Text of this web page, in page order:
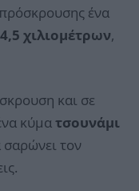
ένα
χιλιομέτρων,
και σε
κύματσουνάμι
σαρώνει τον